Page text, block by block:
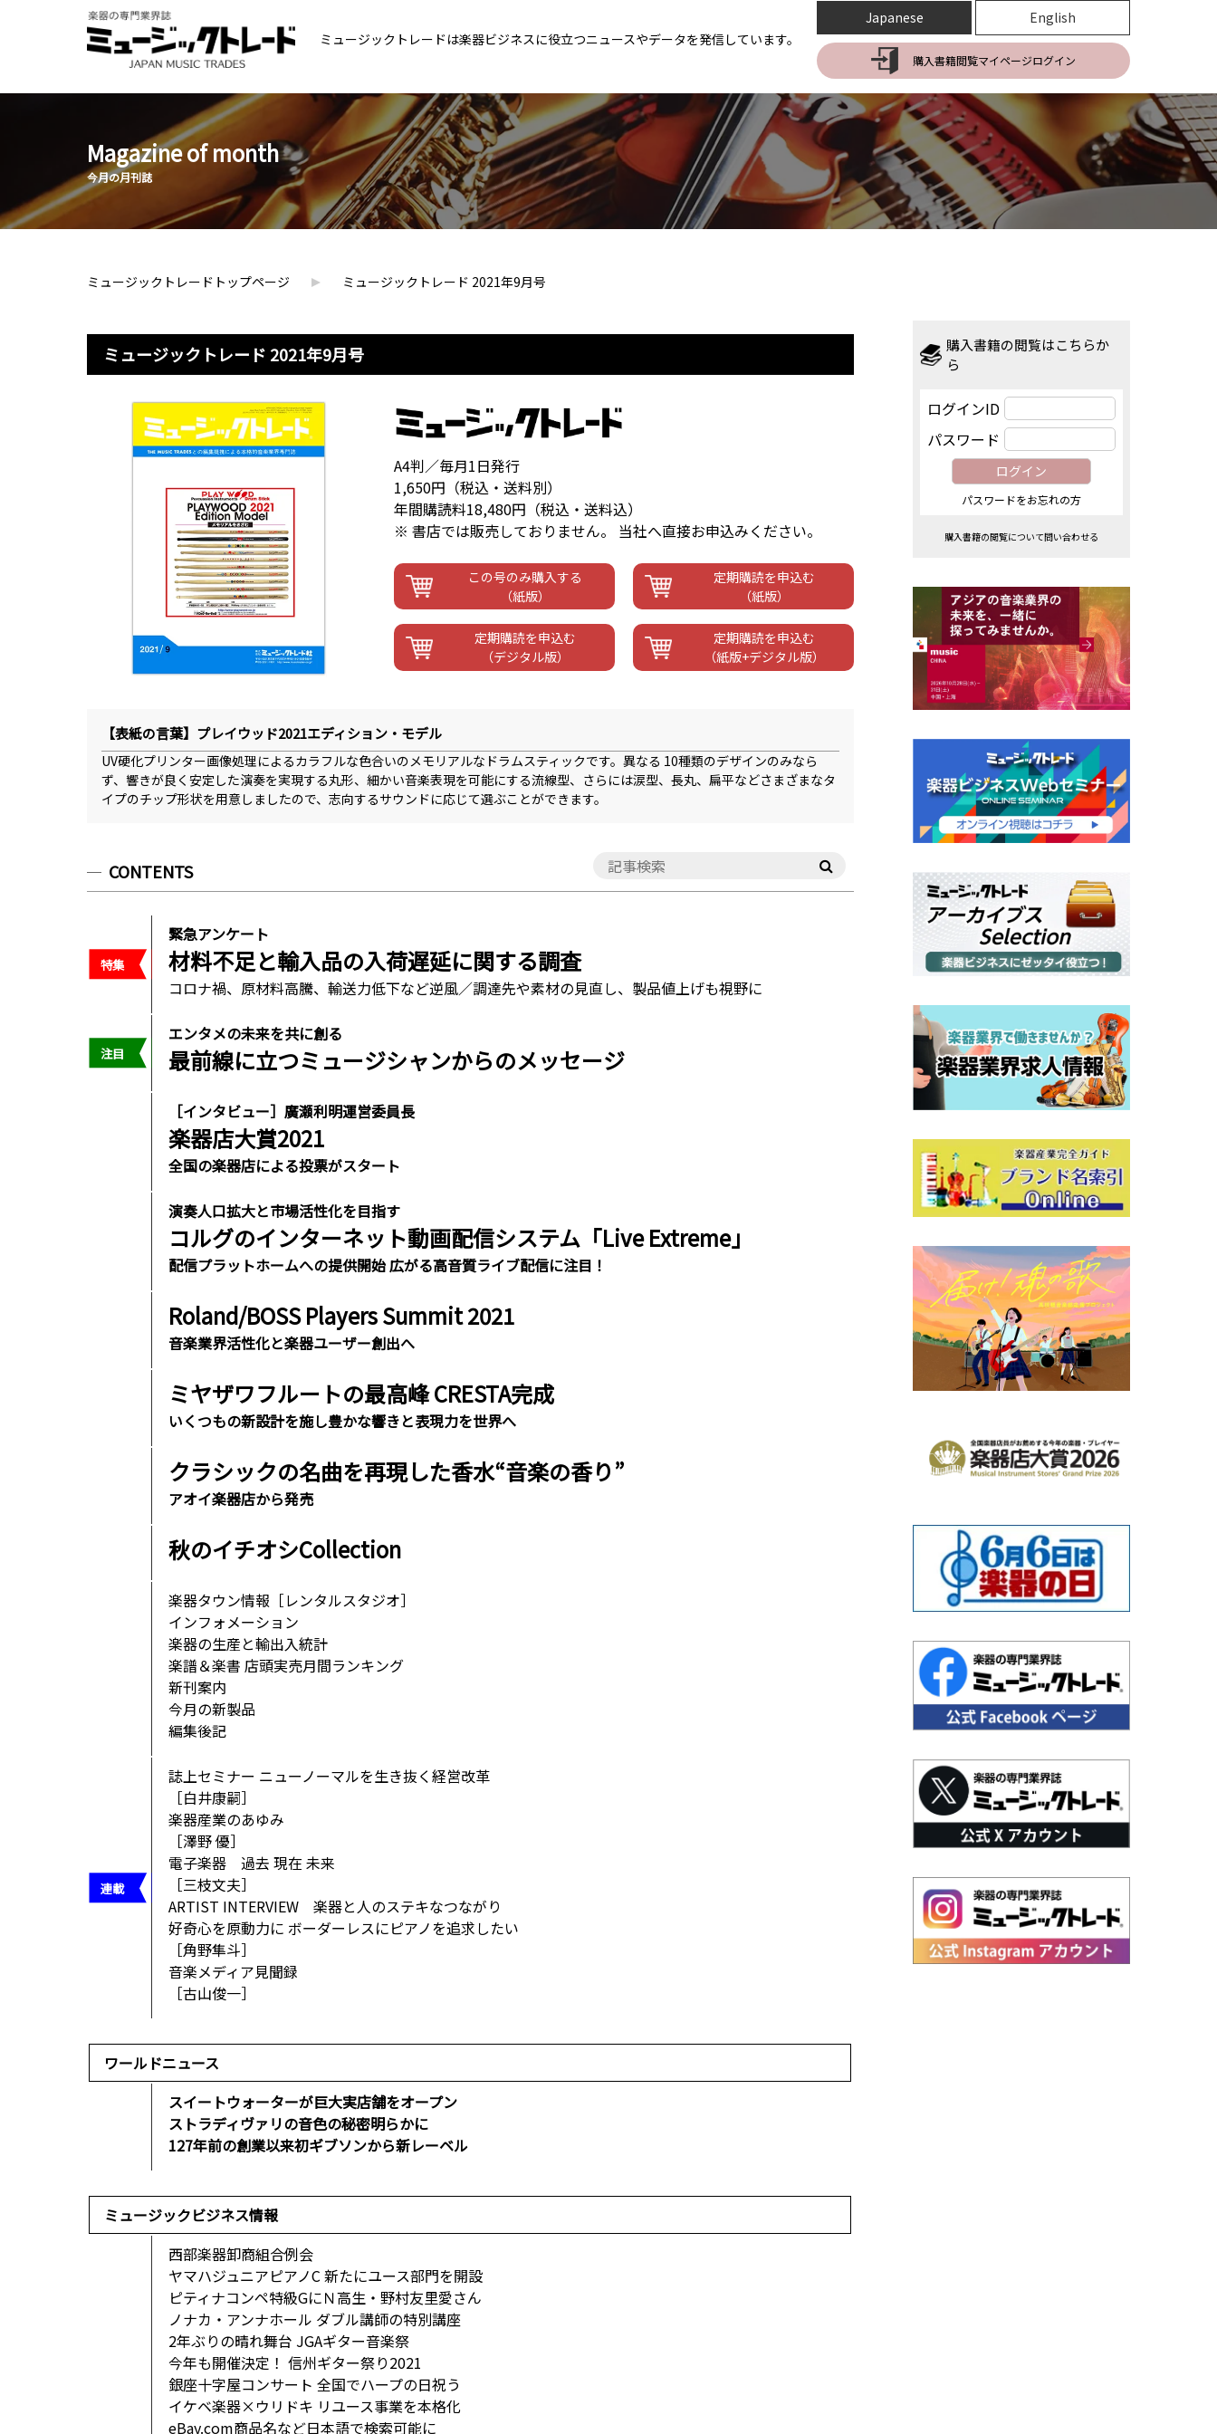
ミュージックトレードは楽器ビジネスに役立つニュースやデータを発信しています。
Japanese English
購入書籍閲覧マイページログイン
Magazine of month
今月の月刊誌
ミュージックトレードトップページ ミュージックトレード 2021年9月号
ミュージックトレード 2021年9月号
A4判／毎月1日発行
1,650円（税込・送料別）
年間購読料18,480円（税込・送料込）
※ 書店では販売しておりません。 当社へ直接お申込みください。
この号のみ購入する
（紙版）
定期購読を申込む
（紙版）
定期購読を申込む
（デジタル版）
定期購読を申込む
（紙版+デジタル版）
【表紙の言葉】プレイウッド2021エディション・モデル
UV硬化プリンター画像処理によるカラフルな色合いのメモリアルなドラムスティックです。異なる 10種類のデザインのみなら
ず、響きが良く安定した演奏を実現する丸形、細かい音楽表現を可能にする流線型、さらには涙型、長丸、扁平などさまざまなタ
イプのチップ形状を用意しましたので、志向するサウンドに応じて選ぶことができます。
CONTENTS
緊急アンケート
材料不足と輸入品の入荷遅延に関する調査
コロナ禍、原材料高騰、輸送力低下など逆風／調達先や素材の見直し、製品値上げも視野に
エンタメの未来を共に創る
最前線に立つミュージシャンからのメッセージ
［インタビュー］廣瀬利明運営委員長
楽器店大賞2021
全国の楽器店による投票がスタート
演奏人口拡大と市場活性化を目指す
コルグのインターネット動画配信システム「Live Extreme」
配信プラットホームへの提供開始 広がる高音質ライブ配信に注目！
Roland/BOSS Players Summit 2021
音楽業界活性化と楽器ユーザー創出へ
ミヤザワフルートの最高峰 CRESTA完成
いくつもの新設計を施し豊かな響きと表現力を世界へ
クラシックの名曲を再現した香水“音楽の香り”
アオイ楽器店から発売
秋のイチオシCollection
楽器タウン情報［レンタルスタジオ］
インフォメーション
楽器の生産と輸出入統計
楽譜＆楽書 店頭実売月間ランキング
新刊案内
今月の新製品
編集後記
誌上セミナー ニューノーマルを生き抜く経営改革
［白井康嗣］
楽器産業のあゆみ
［澤野 優］
電子楽器 過去 現在 未来
［三枝文夫］
ARTIST INTERVIEW 楽器と人のステキなつながり
好奇心を原動力に ボーダーレスにピアノを追求したい
［角野隼斗］
音楽メディア見聞録
［古山俊一］
ワールドニュース
スイートウォーターが巨大実店舗をオープン
ストラディヴァリの音色の秘密明らかに
127年前の創業以来初ギブソンから新レーベル
ミュージックビジネス情報
西部楽器卸商組合例会
ヤマハジュニアピアノC 新たにユース部門を開設
ピティナコンペ特級GにＮ高生・野村友里愛さん
ノナカ・アンナホール ダブル講師の特別講座
2年ぶりの晴れ舞台 JGAギター音楽祭
今年も開催決定！ 信州ギター祭り2021
銀座十字屋コンサート 全国でハープの日祝う
イケベ楽器×ウリドキ リユース事業を本格化
eBay.com商品名など日本語で検索可能に
購入書籍の閲覧はこちらか
ら
ログインID
パスワード
パスワードをお忘れの方
購入書籍の閲覧について問い合わせる